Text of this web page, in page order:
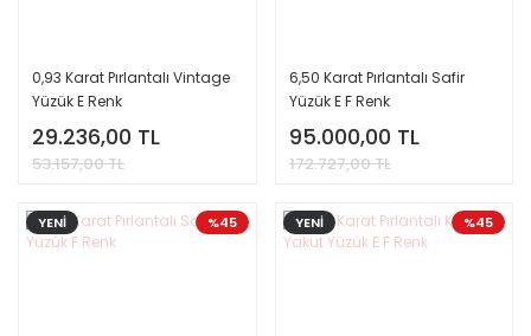
0,93 Karat Pırlantalı Vintage
Yüzük E Renk
29.236,00 TL
53.157,00 TL
6,50 Karat Pırlantalı Safir
Yüzük E F Renk
95.000,00 TL
172.727,00 TL
%45
YENİ %45
YENİ